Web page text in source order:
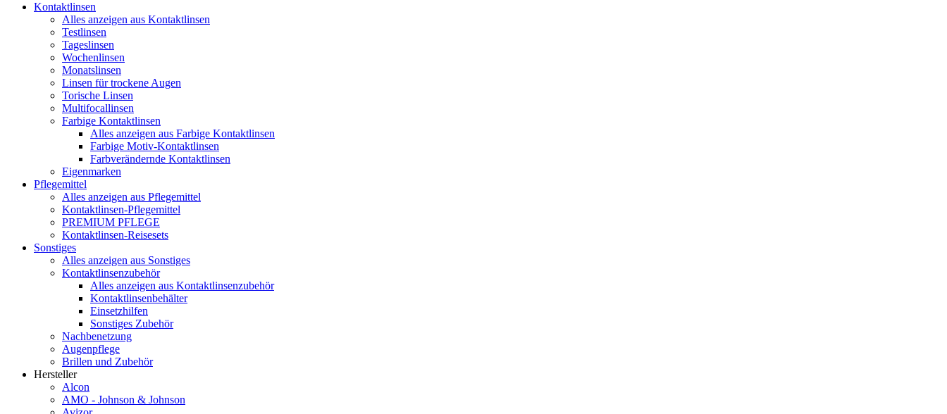
Kontaktlinsen
Alles anzeigen aus Kontaktlinsen
Testlinsen
Tageslinsen
Wochenlinsen
Monatslinsen
Linsen für trockene Augen
Torische Linsen
Multifocallinsen
Farbige Kontaktlinsen
Alles anzeigen aus Farbige Kontaktlinsen
Farbige Motiv-Kontaktlinsen
Farbverändernde Kontaktlinsen
Eigenmarken
Pflegemittel
Alles anzeigen aus Pflegemittel
Kontaktlinsen-Pflegemittel
PREMIUM PFLEGE
Kontaktlinsen-Reisesets
Sonstiges
Alles anzeigen aus Sonstiges
Kontaktlinsenzubehör
Alles anzeigen aus Kontaktlinsenzubehör
Kontaktlinsenbehälter
Einsetzhilfen
Sonstiges Zubehör
Nachbenetzung
Augenpflege
Brillen und Zubehör
Hersteller
Alcon
AMO - Johnson & Johnson